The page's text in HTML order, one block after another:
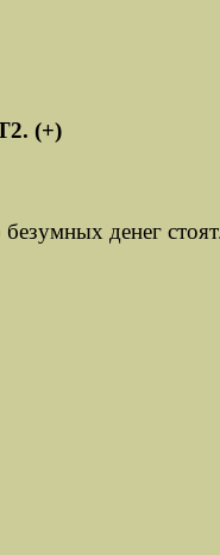
(+)
денег